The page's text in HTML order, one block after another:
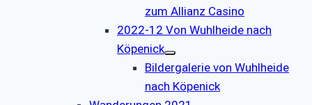
zum Allianz Casino
2022-12 Von Wuhlheide nach
Köpenick
Bildergalerie von Wuhlheide
nach Köpenick